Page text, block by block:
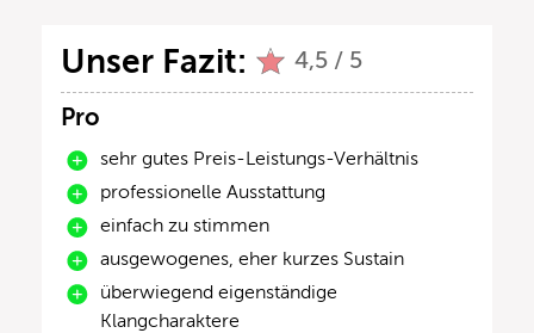
Unser Fazit: 4,5 / 5
Pro
sehr gutes Preis-Leistungs-Verhältnis
professionelle Ausstattung
einfach zu stimmen
ausgewogenes, eher kurzes Sustain
überwiegend eigenständige
Klangcharaktere